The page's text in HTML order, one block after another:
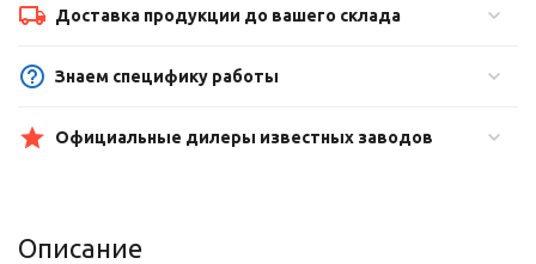
Доставка продукции до вашего склада
Знаем специфику работы
Официальные дилеры известных заводов
Описание